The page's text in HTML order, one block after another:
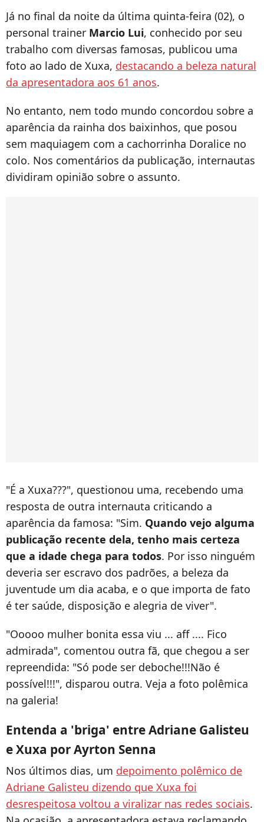
Já no final da noite da última quinta-feira (02), o
personal trainer Marcio Lui, conhecido por seu
trabalho com diversas famosas, publicou uma
foto ao lado de Xuxa, destacando a beleza natural
da apresentadora aos 61 anos.
No entanto, nem todo mundo concordou sobre a
aparência da rainha dos baixinhos, que posou
sem maquiagem com a cachorrinha Doralice no
colo. Nos comentários da publicação, internautas
dividiram opinião sobre o assunto.
"É a Xuxa???", questionou uma, recebendo uma
resposta de outra internauta criticando a
aparência da famosa: "Sim. Quando vejo alguma
publicação recente dela, tenho mais certeza
que a idade chega para todos. Por isso ninguém
deveria ser escravo dos padrões, a beleza da
juventude um dia acaba, e o que importa de fato
é ter saúde, disposição e alegria de viver".
"Ooooo mulher bonita essa viu ... aff .... Fico
admirada", comentou outra fã, que chegou a ser
repreendida: "Só pode ser deboche!!!Não é
possível!!!", disparou outra. Veja a foto polêmica
na galeria!
Entenda a 'briga' entre Adriane Galisteu
e Xuxa por Ayrton Senna
Nos últimos dias, um depoimento polêmico de
Adriane Galisteu dizendo que Xuxa foi
desrespeitosa voltou a viralizar nas redes sociais.